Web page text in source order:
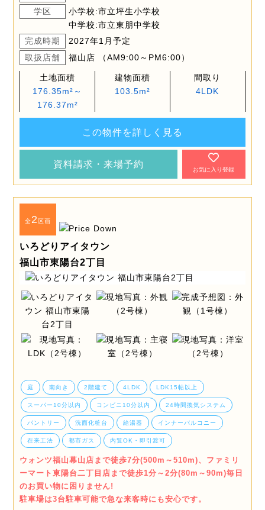
学区
小学校:市立坪生小学校
中学校:市立東朋中学校
完成時期
2027年1月予定
取扱店舗
福山店 （AM9:00～PM6:00）
土地面積
176.35m²～
176.37m²
建物面積
103.5m²
間取り
4LDK
この物件を詳しく見る
資料請求・来場予約
お気に入り登録
全2区画
いろどりアイタウン
福山市東陽台2丁目
庭 南向き 2階建て 4LDK LDK15帖以上
スーパー10分以内 コンビニ10分以内 24時間換気システム
パントリー 洗面化粧台 給湯器 インナーバルコニー
在来工法 都市ガス 内覧OK・即引渡可
ウォンツ福山幕山店まで徒歩7分(500m～510m)、ファミリ
ーマート東陽台二丁目店まで徒歩1分～2分(80m～90m)毎日
のお買い物に困りません!
駐車場は3台駐車可能で急な来客時にも安心です。